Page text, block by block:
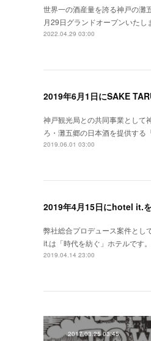
世界一の酒産量を誇る神戸の灘
月29日グランドオープンいた
2022.04.29 03:00
2019年6月1日にSAKE
神戸観光局との共同事業として
ろ・灘五郷の日本酒を提供す
2019.06.01 03:00
2019年4月15日にhotel it.
弊社総合プロデュース案件とし
it.は「時代を紡ぐ」ホテルです
2019.04.14 23:00
2017.03.25 03:45